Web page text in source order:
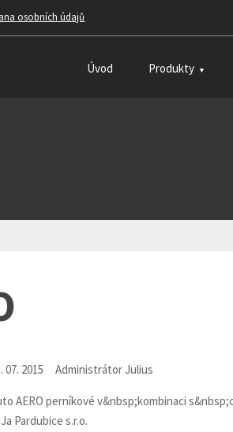
osobních údajů
Úvod Produkty
07. 2015 Administrátor Julius
AERO perníkové v&nbsp;kombinaci
Pardubice s.r.o.